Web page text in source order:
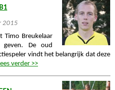
2015
Timo Breukelaar
De oud
vindt het belangrijk dat deze
verder >>